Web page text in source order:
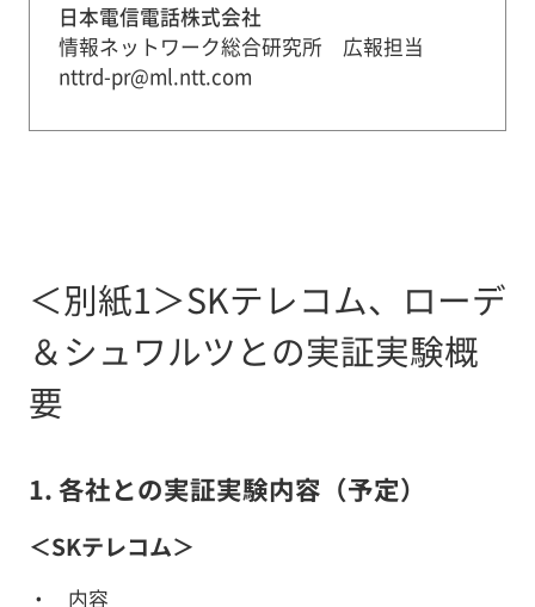
日本電信電話株式会社
情報ネットワーク総合研究所 広報担当
nttrd-pr@ml.ntt.com
＜別紙1＞SKテレコム、ローデ
＆シュワルツとの実証実験概
要
1. 各社との実証実験内容（予定）
＜SKテレコム＞
内容